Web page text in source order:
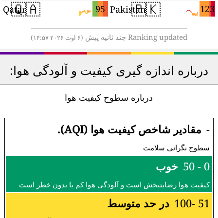
🇵🇰 123
Pakistan
🇶🇦 95
Qatar
Ranking updated چند ثانیه پیش
درباره اندازه گیری کیفیت و آلودگی هوا:
درباره سطوح کیفیت هوا
- مقادیر شاخص کیفیت هوا (AQI).
سطوح نگرانی سلامت
0 - 50 خوب
کیفیت هوا رضایتبخش است و آلودگی هوا کم یا بدون خطر است
51 -100 در حد متوسط